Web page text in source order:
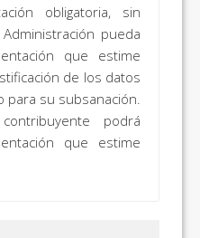
obligatoria, sin
pueda
que estime
de los datos
para su subsanación.
podrá
que estime